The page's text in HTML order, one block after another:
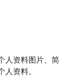
人资料图片、简
资料。